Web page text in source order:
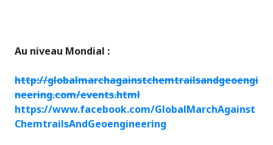
Au niveau Mondial :
http://globalmarchagainstchemtrailsandgeoengi
neering.com/events.html
https://www.facebook.com/GlobalMarchAgainst
ChemtrailsAndGeoengineering